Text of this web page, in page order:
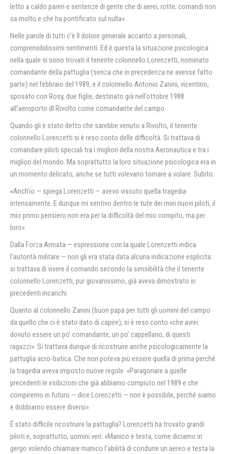
letto a caldo pareri e sentenze di gente che di aerei, rotte, comandi non
sa molto e che ha pontificato sul nulla».
Nelle parole di tutti c’è ll dolore generale accanto a personali,
comprensibilissimi sentimenti. Ed è questa la situazione psicologica
nella quale si sono trovati il tenente colonnello Lorenzetti, nominato
comandante della pattuglia (senza che in precedenza ne avesse fatto
parte) nel febbraio del 1989, e il colonnello Antonio Zanini, vicentino,
sposato con Rosy, due figlie, destinato già nell’ottobre 1988
all’aeroporto dl Rivolto come comandante del campo.
Quando gli è stato detto che sarebbe venuto a Rivolto, il tenente
colonnello Lorenzetti si è reso conto delle difficoltà. Si trattava di
comandare piloti speciali tra i migliori della nostra Aeronautica e tra i
migliori del mondo. Ma soprattutto la loro situazione psicologica era in
un momento delicato, anche se tutti volevano tornare a volare. Subito.
«Anch’io — spiega Lorenzetti — avevo vissuto quella tragedia
intensamente. E dunque mi sentivo dentro le tute dei miei nuovi piloti, il
mio primo pensiero non era per la difficoltà del mio compito, ma per
loro».
Dalla Forza Armata — espressione con la quale Lorenzetti indica
l’autorità militare — non gli era stata data alcuna indicazione esplicita:
si trattava di vivere il comando secondo la sensibilità che il tenente
colonnello Lorenzetti, pur giovanissimo, già aveva dimostrato in
precedenti incarichi.
Quanto al colonnello Zanini (buon papà per tutti gli uomini del campo
da quello che ci è stato dato di capire), si è reso conto «che avrei
dovuto essere un po’ comandante, un po’ cappellano, di questi
ragazzi». Si trattava dunque di ricostruire anche psicologicamente la
pattuglia acro-batica. Che non poteva più essere quella di prima perché
la tragedia aveva imposto nuove regole. «Paragonare a quelle
precedenti le esibizioni che già abbiamo compiuto nel 1989 e che
compiremo in futuro — dice Lorenzetti — non è possibile, perché siamo
e dobbiamo essere diversi».
É stato difficile ricostruire la pattuglia? Lorenzetti ha trovato grandi
piloti e, soprattutto, uomini veri: «Manico e testa, come diciamo in
gergo volendo chiamare manico l’abilità di condurre un aereo e testa la